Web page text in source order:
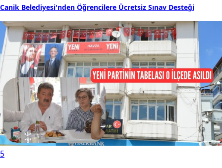
Canik Belediyesi'nden Öğrencilere Ücretsiz Sınav Desteği
5